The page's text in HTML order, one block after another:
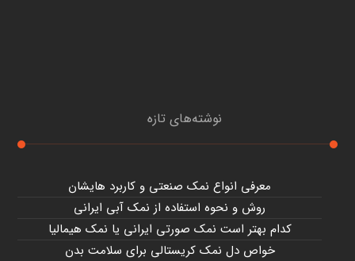
نوشته‌های تازه
معرفی انواع نمک صنعتی و کاربرد هایشان
روش و نحوه استفاده از نمک آبی ایرانی
کدام بهتر است نمک صورتی ایرانی یا نمک هیمالیا
خواص دل نمک کریستالی برای سلامت بدن